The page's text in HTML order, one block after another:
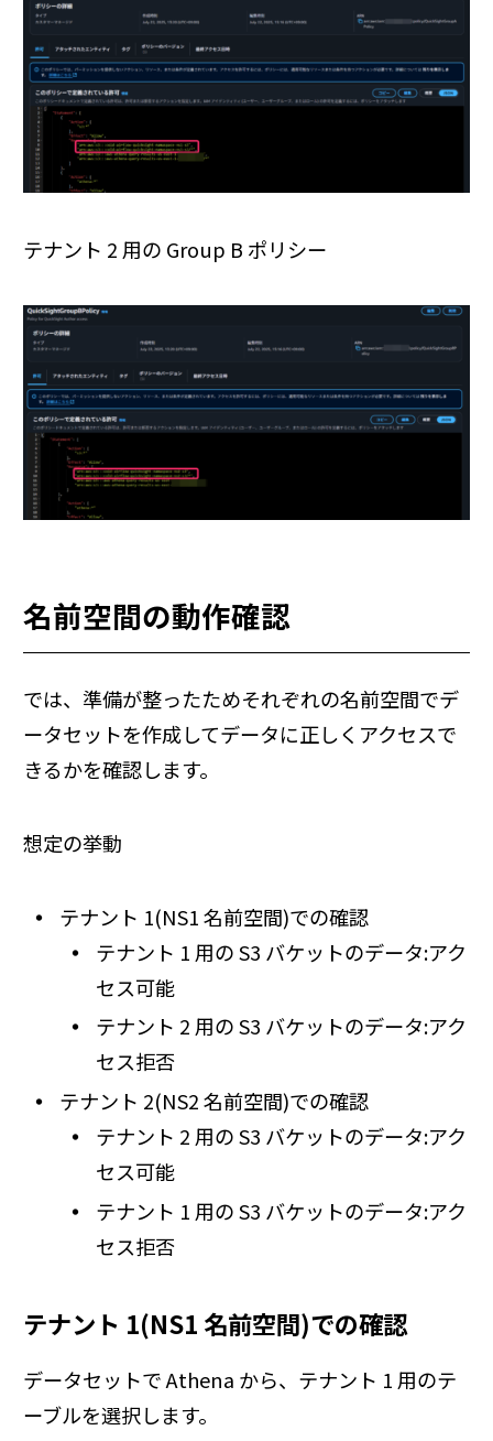
テナント 2 用の Group B ポリシー
名前空間の動作確認
では、準備が整ったためそれぞれの名前空間でデ
ータセットを作成してデータに正しくアクセスで
きるかを確認します。
想定の挙動
テナント 1(NS1 名前空間)での確認
テナント 1 用の S3 バケットのデータ:アク
セス可能
テナント 2 用の S3 バケットのデータ:アク
セス拒否
テナント 2(NS2 名前空間)での確認
テナント 2 用の S3 バケットのデータ:アク
セス可能
テナント 1 用の S3 バケットのデータ:アク
セス拒否
テナント 1(NS1 名前空間)での確認
データセットで Athena から、テナント 1 用のテ
ーブルを選択します。